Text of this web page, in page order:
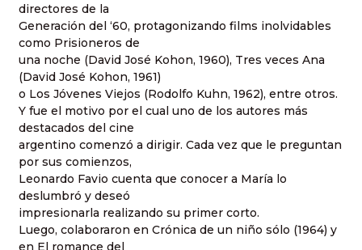
directores de la
Generación del ‘60, protagonizando films inolvidables
como Prisioneros de
una noche (David José Kohon, 1960), Tres veces Ana
(David José Kohon, 1961)
o Los Jóvenes Viejos (Rodolfo Kuhn, 1962), entre otros.
Y fue el motivo por el cual uno de los autores más
destacados del cine
argentino comenzó a dirigir. Cada vez que le preguntan
por sus comienzos,
Leonardo Favio cuenta que conocer a María lo
deslumbró y deseó
impresionarla realizando su primer corto.
Luego, colaboraron en Crónica de un niño sólo (1964) y
en El romance del